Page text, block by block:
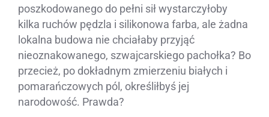
poszkodowanego do pełni sił wystarczyłoby
kilka ruchów pędzla i silikonowa farba, ale żadna
lokalna budowa nie chciałaby przyjąć
nieoznakowanego, szwajcarskiego pachołka? Bo
przecież, po dokładnym zmierzeniu białych i
pomarańczowych pól, określiłbyś jej
narodowość. Prawda?